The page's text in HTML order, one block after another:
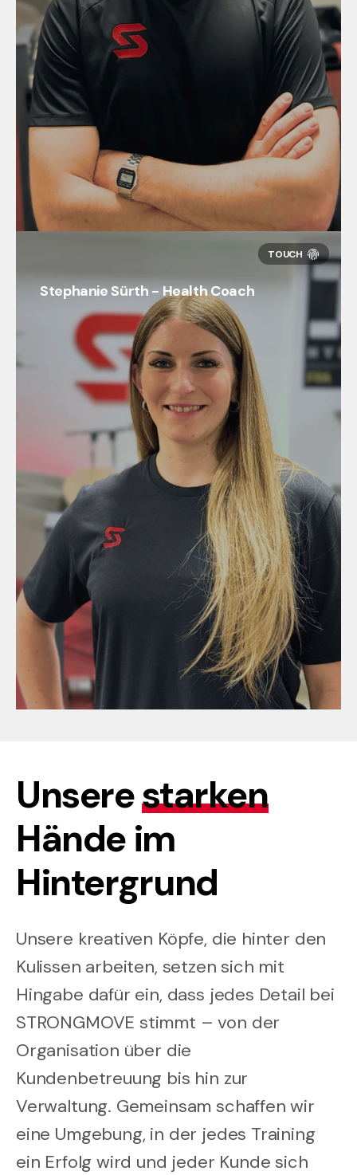
Stephanie Sürth - Health Coach
Unserestarken
Hände im
Hintergrund
Unsere kreativen Köpfe, die hinter den
Kulissen arbeiten, setzen sich mit
Hingabe dafür ein, dass jedes Detail bei
STRONGMOVE stimmt – von der
Organisation über die
Kundenbetreuung bis hin zur
Verwaltung. Gemeinsam schaffen wir
eine Umgebung, in der jedes Training
ein Erfolg wird und jeder Kunde sich